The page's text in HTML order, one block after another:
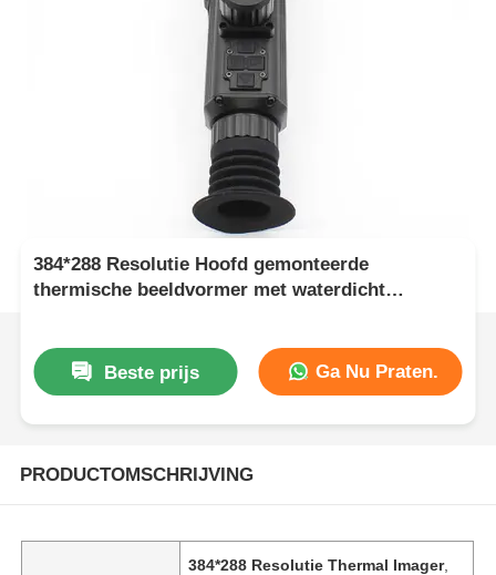
384*288 Resolutie Hoofd gemonteerde
thermische beeldvormer met waterdicht
Beste prijs
Ga Nu Praten.
PRODUCTOMSCHRIJVING
384*288 Resolutie Thermal Imager,